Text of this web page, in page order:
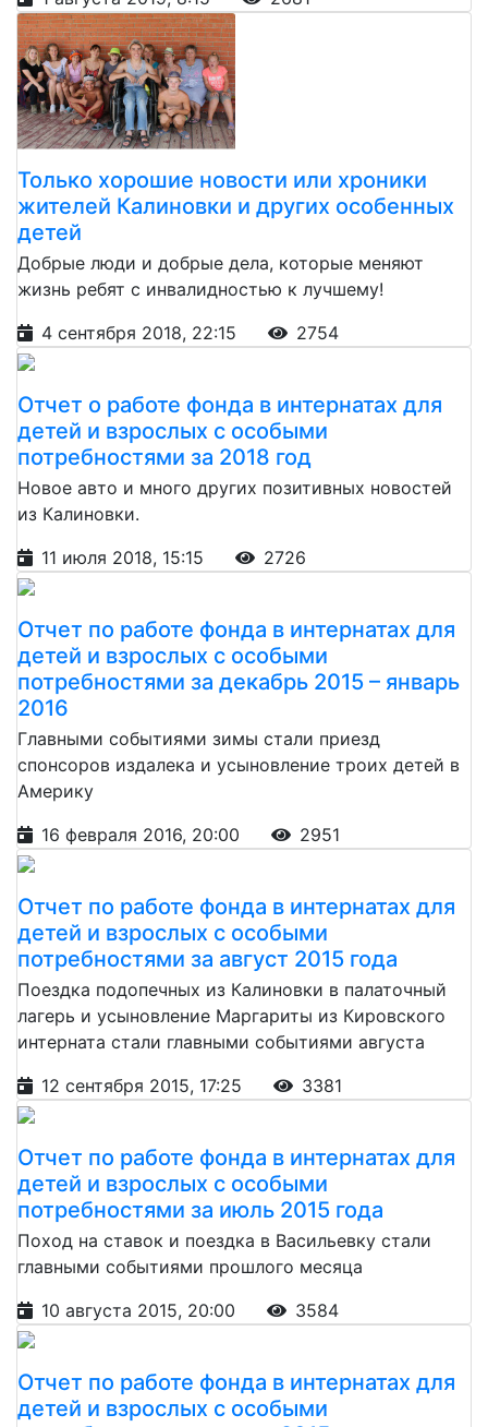
Только хорошие новости или хроники
жителей Калиновки и других особенных
детей
Добрые люди и добрые дела, которые меняют
жизнь ребят с инвалидностью к лучшему!
4 сентября 2018, 22:15
2754
Отчет о работе фонда в интернатах для
детей и взрослых с особыми
потребностями за 2018 год
Новое авто и много других позитивных новостей
из Калиновки.
11 июля 2018, 15:15
2726
Отчет по работе фонда в интернатах для
детей и взрослых с особыми
потребностями за декабрь 2015 – январь
2016
Главными событиями зимы стали приезд
спонсоров издалека и усыновление троих детей в
Америку
16 февраля 2016, 20:00
2951
Отчет по работе фонда в интернатах для
детей и взрослых с особыми
потребностями за август 2015 года
Поездка подопечных из Калиновки в палаточный
лагерь и усыновление Маргариты из Кировского
интерната стали главными событиями августа
12 сентября 2015, 17:25
3381
Отчет по работе фонда в интернатах для
детей и взрослых с особыми
потребностями за июль 2015 года
Поход на ставок и поездка в Васильевку стали
главными событиями прошлого месяца
10 августа 2015, 20:00
3584
Отчет по работе фонда в интернатах для
детей и взрослых с особыми